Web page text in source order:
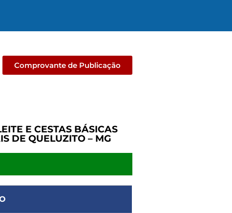
Comprovante de Publicação
E CESTAS BÁSICAS
DE QUELUZITO – MG